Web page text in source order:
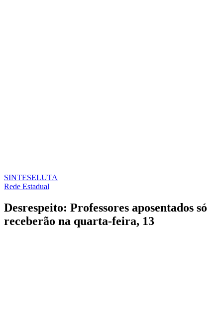
SINTESELUTA
Rede Estadual
Desrespeito: Professores aposentados só
receberão na quarta-feira, 13